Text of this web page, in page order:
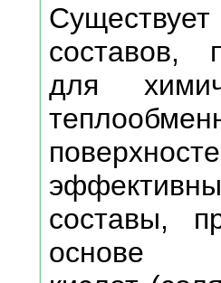
составов,
для
составы,
основе